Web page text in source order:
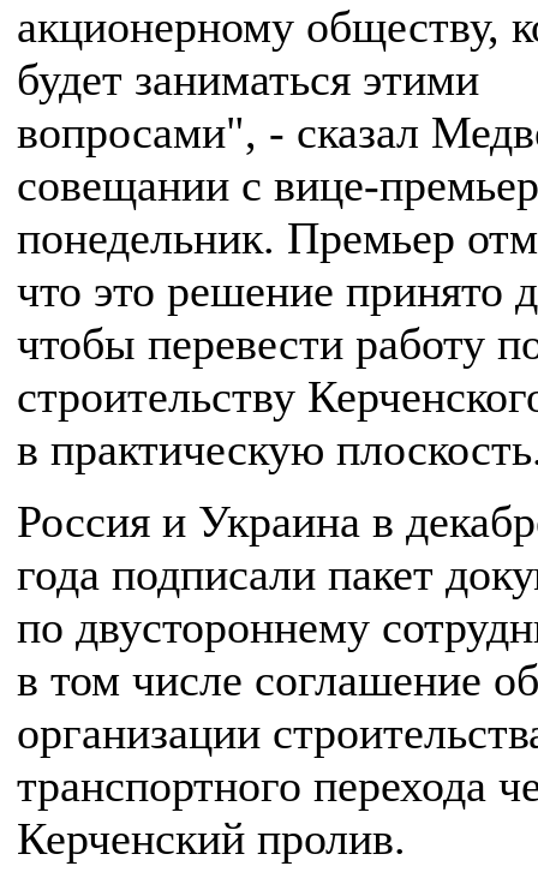
акционерному обществу,
будет заниматься этими
вопросами", - сказал
совещании с вице-
понедельник. Премьер
что это решение принято
чтобы перевести работу
строительству
в практическую
Россия и Украина в
года подписали пакет
по двустороннему
в том числе соглашение об
организации
транспортного перехода
Керченский пролив.